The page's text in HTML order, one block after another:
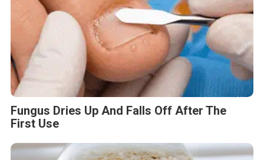
Fungus Dries Up And Falls Off After The
First Use